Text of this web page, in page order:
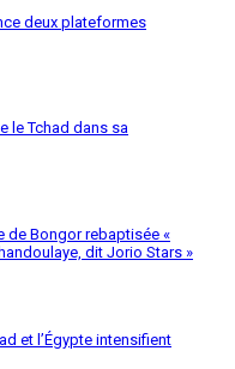
deux plateformes
le Tchad dans sa
de Bongor rebaptisée «
dit Jorio Stars »
et l’Égypte intensifient